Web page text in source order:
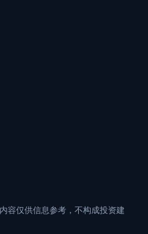
容仅供信息参考，不构成投资建